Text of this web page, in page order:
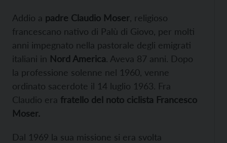
Addio a padre Claudio Moser , religioso
francescano nativo di Palù di Giovo, per molti
anni impegnato nella pastorale degli emigrati
italiani in Nord America. Aveva 87 anni. Dopo
la professione solenne nel 1960, venne
ordinato sacerdote il 14 luglio 1963. Fra
Claudio era fratello del noto ciclista Francesco
Moser.
Dal 1969 la sua missione si era svolta